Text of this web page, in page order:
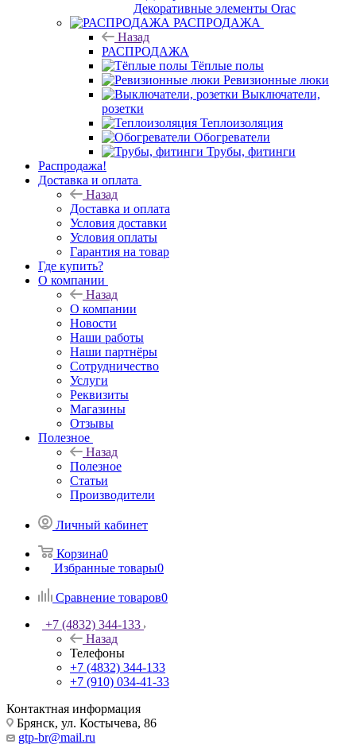
Декоративные элементы Orac
РАСПРОДАЖА
Назад
РАСПРОДАЖА
Тёплые полы
Ревизионные люки
Выключатели,
розетки
Теплоизоляция
Обогреватели
Трубы, фитинги
Распродажа!
Доставка и оплата
Назад
Доставка и оплата
Условия доставки
Условия оплаты
Гарантия на товар
Где купить?
О компании
Назад
О компании
Новости
Наши работы
Наши партнёры
Сотрудничество
Услуги
Реквизиты
Магазины
Отзывы
Полезное
Назад
Полезное
Статьи
Производители
Личный кабинет
Корзина0
Избранные товары0
Сравнение товаров0
+7 (4832) 344-133
Назад
Телефоны
+7 (4832) 344-133
+7 (910) 034-41-33
Контактная информация
Брянск, ул. Костычева, 86
gtp-br@mail.ru